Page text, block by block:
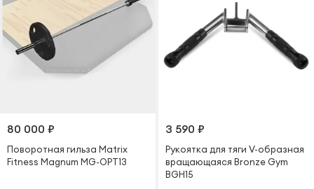
80 000 ₽
Поворотная гильза Matrix
Fitness Magnum MG-OPT13
3 590 ₽
Рукоятка для тяги V-образная
вращающаяся Bronze Gym
BGH15